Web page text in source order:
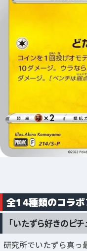
全14種類のコラボ
「いたずら好きのピ
研究所でいたずら真っ